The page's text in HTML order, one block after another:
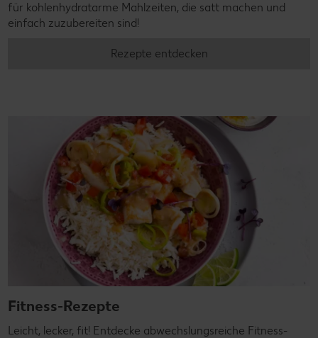
für kohlenhydratarme Mahlzeiten, die satt machen und
einfach zuzubereiten sind!
Rezepte entdecken
Fitness-Rezepte
Leicht, lecker, fit! Entdecke abwechslungsreiche Fitness-